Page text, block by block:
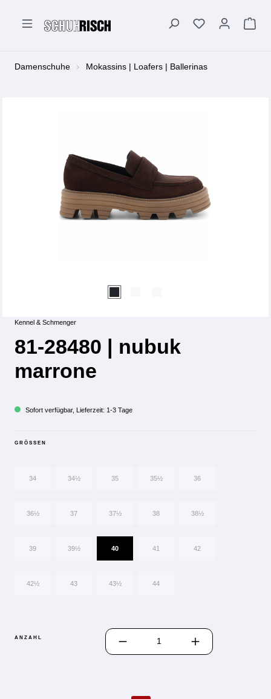
Damenschuhe Mokassins | Loafers | Ballerinas
Kennel & Schmenger
81-28480 | nubuk
marrone
Sofort verfügbar, Lieferzeit: 1-3 Tage
GRÖSSEN
34 34½ 35 35½ 36
36½ 37 37½ 38 38½
39 39½ 40 41 42
42½ 43 43½ 44
ANZAHL
PRODUKT ANZAHL: GIB DEN